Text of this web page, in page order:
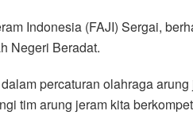
Indonesia (FAJI) Sergai,
Negeri Beradat.
percaturan olahraga
tim arung jeram kita